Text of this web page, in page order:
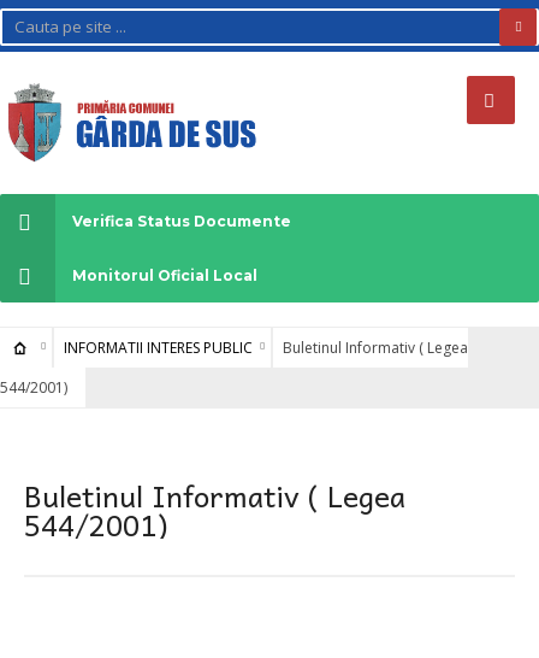
Verifica Status Documente
Monitorul Oficial Local
INFORMATII INTERES PUBLIC
Buletinul Informativ ( Legea
544/2001)
Buletinul Informativ ( Legea
544/2001)